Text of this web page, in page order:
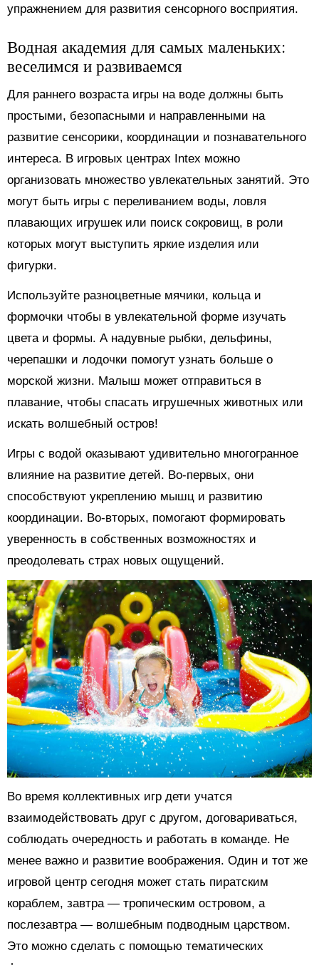
упражнением для развития сенсорного восприятия.
Водная академия для самых маленьких:
веселимся и развиваемся
Для раннего возраста игры на воде должны быть
простыми, безопасными и направленными на
развитие сенсорики, координации и познавательного
интереса. В игровых центрах Intex можно
организовать множество увлекательных занятий. Это
могут быть игры с переливанием воды, ловля
плавающих игрушек или поиск сокровищ, в роли
которых могут выступить яркие изделия или
фигурки.
Используйте разноцветные мячики, кольца и
формочки чтобы в увлекательной форме изучать
цвета и формы. А надувные рыбки, дельфины,
черепашки и лодочки помогут узнать больше о
морской жизни. Малыш может отправиться в
плавание, чтобы спасать игрушечных животных или
искать волшебный остров!
Игры с водой оказывают удивительно многогранное
влияние на развитие детей. Во-первых, они
способствуют укреплению мышц и развитию
координации. Во-вторых, помогают формировать
уверенность в собственных возможностях и
преодолевать страх новых ощущений.
Во время коллективных игр дети учатся
взаимодействовать друг с другом, договариваться,
соблюдать очередность и работать в команде. Не
менее важно и развитие воображения. Один и тот же
игровой центр сегодня может стать пиратским
кораблем, завтра — тропическим островом, а
послезавтра — волшебным подводным царством.
Это можно сделать с помощью тематических